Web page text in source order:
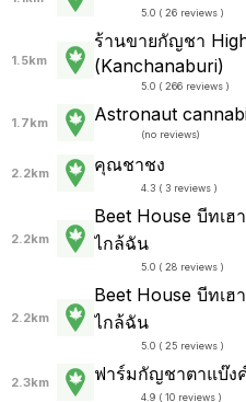
5.0 ( 26 reviews )
1.5km
ร้านขายกัญชา
(Kanchanaburi)
5.0 ( 266 reviews )
1.7km Astronaut
(no reviews)
2.2km คุณชาชง
4.3 ( 3 reviews )
2.2km
Beet House บีทเ
ไกล้ฉัน
5.0 ( 28 reviews )
2.2km
Beet House บีทเ
ไกล้ฉัน
5.0 ( 25 reviews )
2.3km ฟาร์มกัญชาตาแบ๊ง
4.9 ( 10 reviews )